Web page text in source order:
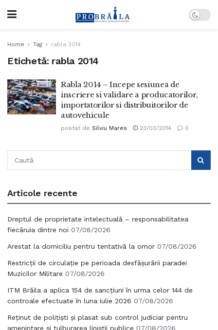
Home Tag rabla 2014
Etichetă: rabla 2014
Rabla 2014 – Incepe sesiunea de
inscriere si validare a producatorilor,
importatorilor si distribuitorilor de
autovehicule
postat de Silviu Mares 23/03/2014 0
Articole recente
Dreptul de proprietate intelectuală – responsabilitatea
fiecăruia dintre noi 07/08/2026
Arestat la domiciliu pentru tentativă la omor 07/08/2026
Restricții de circulație pe perioada desfășurării paradei
Muzicilor Militare 07/08/2026
ITM Brăila a aplica 154 de sancțiuni în urma celor 144 de
controale efectuate în luna iulie 2026 07/08/2026
Reținut de polițiști și plasat sub control judiciar pentru
amenințare și tulburarea liniștii publice 07/08/2026